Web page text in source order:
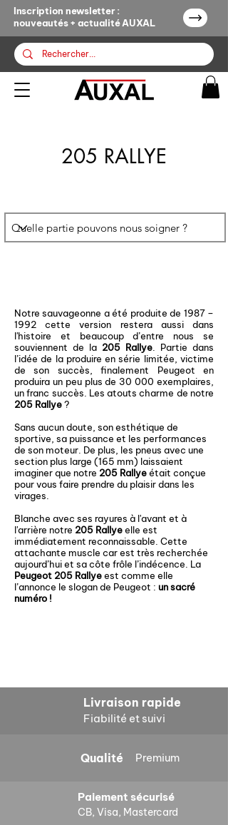
Inscription newsletter :
nouveautés + actualité AUXAL
205 RALLYE
Notre sauvageonne a été produite de 1987 –
1992 cette version restera aussi dans
l'histoire et beaucoup d’entre nous se
souviennent de la 205 Rallye. Partie dans
l’idée de la produire en série limitée, victime
de son succès, finalement Peugeot en
produira un peu plus de 30 000 exemplaires,
un franc succès. Les atouts charme de notre
205 Rallye?
Sans aucun doute, son esthétique de
sportive, sa puissance et les performances
de son moteur. De plus, les pneus avec une
section plus large (165 mm) laissaient
imaginer que notre 205 Rallyeétait conçue
pour vous faire prendre du plaisir dans les
virages.
Blanche avec ses rayures à l'avant et à
l'arrière notre 205 Rallyeelle est
immédiatement reconnaissable. Cette
attachante muscle car est très recherchée
aujourd’hui et sa côte frôle l’indécence. La
Peugeot 205 Rallyeest comme elle
l’annonce le slogan de Peugeot : un sacré
numéro !
Livraison rapide
Fiabilité et suivi
Qualité Premium
Paiement sécurisé
CB, Visa, Mastercard